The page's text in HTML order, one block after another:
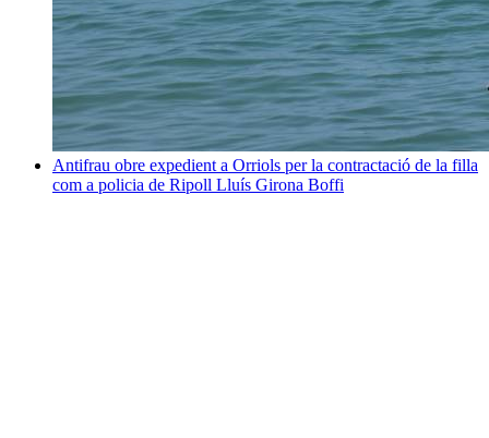
Antifrau obre expedient a Orriols per la contractació de la filla
com a policia de Ripoll Lluís Girona Boffi